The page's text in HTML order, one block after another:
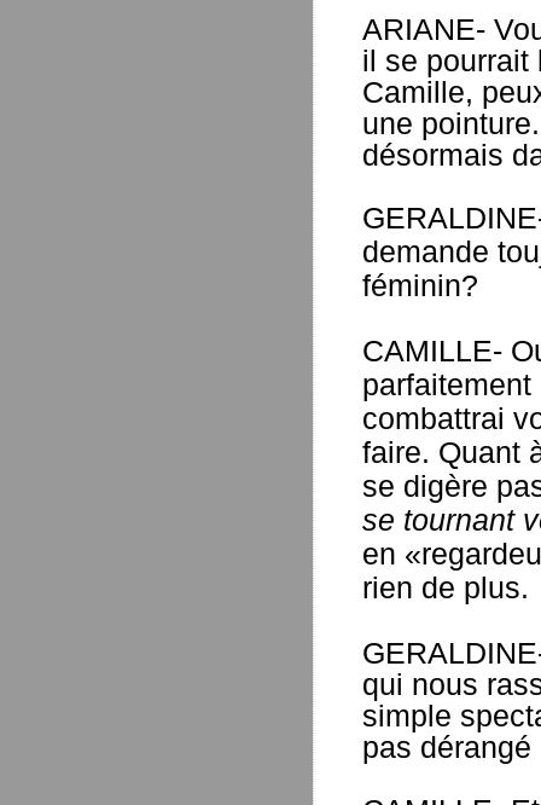
ARIANE-
il se pourrait
Camille,
une
désormais
demande
féminin?
CAMILLE-
combattrai
faire. Quant
se digère
se tournant
en
rien de plus.
qui nous
simple
pas